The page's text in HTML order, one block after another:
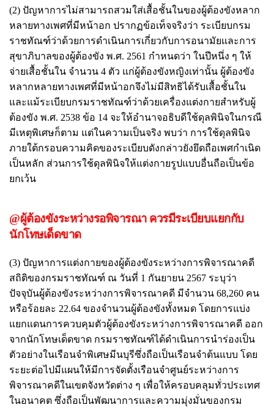
(2) ปัญหาการไม่สามารถสวมใส่เสื้อชั้นในของผู้ต้องขังหลาก
หลายทางเพศที่มีหน้าอก ปรากฏข้อเท็จจริงว่า ระเบียบกรม
ราชทัณฑ์ว่าด้วยการดำเนินการเกี่ยวกับการอนามัยและการ
สุขาภิบาลของผู้ต้องขัง พ.ศ. 2561 กำหนดว่า ในปีหนึ่ง ๆ ให้
จ่ายเสื้อชั้นใน จำนวน 4 ตัว แก่ผู้ต้องขังหญิงเท่านั้น ผู้ต้องขัง
หลากหลายทางเพศที่มีหน้าอกจึงไม่มีสิทธิได้รับเสื้อชั้นใน
และแม้ระเบียบกรมราชทัณฑ์ว่าด้วยเครื่องแต่งกายสำหรับผู้
ต้องขัง พ.ศ. 2538 ข้อ 14 จะให้อำนาจอธิบดีใช้ดุลพินิจในกรณี
มีเหตุพิเศษก็ตาม แต่ในความเป็นจริง พบว่า การใช้ดุลพินิจ
ภายใต้กรอบความคิดของระเบียบดังกล่าวยังยึดถือเพศกำเนิด
เป็นหลัก ส่วนการใช้ดุลพินิจให้แต่งกายรูปแบบอื่นถือเป็นข้อ
ยกเว้น
@ผู้ต้องขังระหว่างรอพิจารณา ควรมีระเบียบแยกกับ
นักโทษเด็ดขาด
(3) ปัญหาการแต่งกายของผู้ต้องขังระหว่างการพิจารณาคดี
สถิติของกรมราชทัณฑ์ ณ วันที่ 1 กันยายน 2567 ระบุว่า
ปัจจุบันผู้ต้องขังระหว่างการพิจารณาคดี มีจำนวน 68,260 คน
หรือร้อยละ 22.64 ของจำนวนผู้ต้องขังทั้งหมด โดยการแบ่ง
แยกแดนการควบคุมตัวผู้ต้องขังระหว่างการพิจารณาคดี ออก
จากนักโทษเด็ดขาด กรมราชทัณฑ์ได้ดำเนินการนำร่องเป็น
ตัวอย่างในเรือนจำพิเศษมีนบุรีซึ่งถือเป็นเรือนจำต้นแบบ โดย
ระยะต่อไปมีแผนให้มีการจัดตั้งเรือนจำศูนย์ระหว่างการ
พิจารณาคดีในเขตจังหวัดต่าง ๆ เพื่อให้ครอบคลุมทั่วประเทศ
ในอนาคต ซึ่งถือเป็นพัฒนาการและความมุ่งมั่นของกรม